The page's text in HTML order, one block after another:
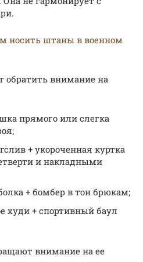
носить штаны в военном
внимание на
прямого или слегка
+ укороченная куртка
и накладными
+ бомбер в тон брюкам;
худи + спортивный баул
внимание на ее